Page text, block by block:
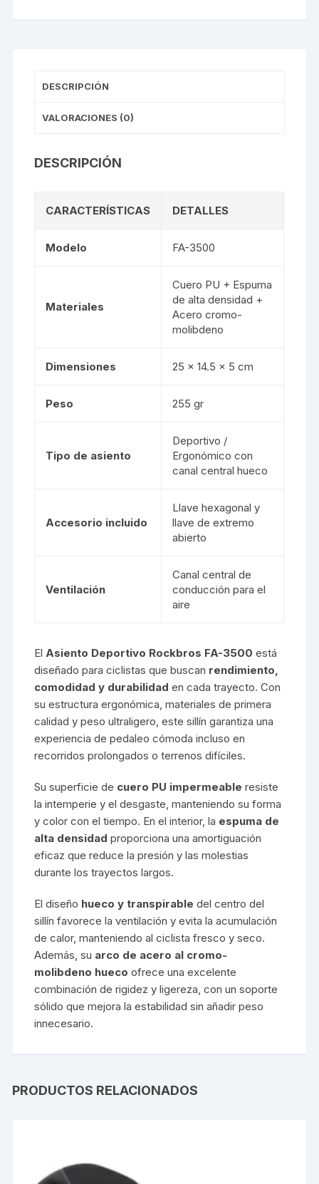
DESCRIPCIÓN
VALORACIONES (0)
DESCRIPCIÓN
CARACTERÍSTICAS DETALLES
Modelo FA-3500
Materiales
Cuero PU + Espuma
de alta densidad +
Acero cromo-
molibdeno
Dimensiones 25 × 14.5 × 5 cm
Peso 255 gr
Tipo de asiento
Deportivo /
Ergonómico con
canal central hueco
Accesorio incluido
Llave hexagonal y
llave de extremo
abierto
Ventilación
Canal central de
conducción para el
aire
ElAsiento Deportivo Rockbros FA-3500 está
diseñado para ciclistas que buscan rendimiento,
comodidad y durabilidad en cada trayecto. Con
su estructura ergonómica, materiales de primera
calidad y peso ultraligero, este sillín garantiza una
experiencia de pedaleo cómoda incluso en
recorridos prolongados o terrenos difíciles.
Su superficie de cuero PU impermeable resiste
la intemperie y el desgaste, manteniendo su forma
y color con el tiempo. En el interior, la espuma de
alta densidad proporciona una amortiguación
eficaz que reduce la presión y las molestias
durante los trayectos largos.
El diseño hueco y transpirable del centro del
sillín favorece la ventilación y evita la acumulación
de calor, manteniendo al ciclista fresco y seco.
Además, su arco de acero al cromo-
molibdeno hueco ofrece una excelente
combinación de rigidez y ligereza, con un soporte
sólido que mejora la estabilidad sin añadir peso
innecesario.
PRODUCTOS RELACIONADOS